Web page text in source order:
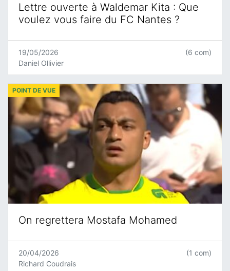
Lettre ouverte à Waldemar Kita : Que
voulez vous faire du FC Nantes ?
19/05/2026
Daniel Ollivier
(6 com)
On regrettera Mostafa Mohamed
POINT DE VUE
20/04/2026
Richard Coudrais
(1 com)